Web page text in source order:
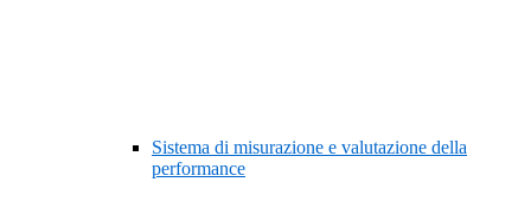
Sistema di misurazione e valutazione della
performance